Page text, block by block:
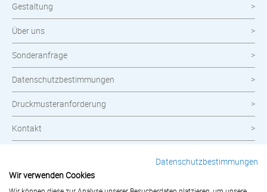
Gestaltung
Über uns
Sonderanfrage
Datenschutzbestimmungen
Druckmusteranforderung
Kontakt
Impressum
Datenschutzbestimmungen
Wir verwenden Cookies